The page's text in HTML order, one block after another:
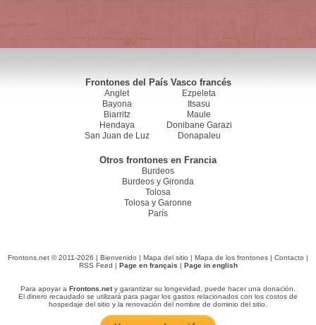
Frontones del País Vasco francés
Anglet
Bayona
Biarritz
Hendaya
San Juan de Luz
Ezpeleta
Itsasu
Maule
Donibane Garazi
Donapaleu
Otros frontones en Francia
Burdeos
Burdeos y Gironda
Tolosa
Tolosa y Garonne
París
Frontons.net © 2011-2026 | Bienvenido | Mapa del sitio | Mapa de los frontones | Contacto |
RSS Feed | Page en français | Page in english
Para apoyar a Frontons.nety garantizar su longevidad, puede hacer una donación.
El dinero recaudado se utilizará para pagar los gastos relacionados con los costos de
hospedaje del sitio y la renovación del nombre de dominio del sitio.